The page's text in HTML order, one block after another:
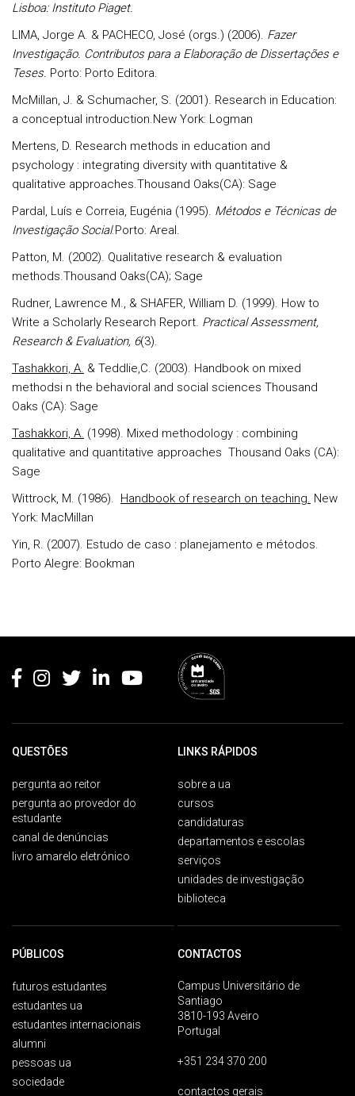
Lisboa: Instituto Piaget.
LIMA, Jorge A. & PACHECO, José (orgs.) (2006). Fazer
Investigação. Contributos para a Elaboração de Dissertações e
Teses. Porto: Porto Editora.
McMillan, J. & Schumacher, S. (2001). Research in Education:
a conceptual introduction.New York: Logman
Mertens, D. Research methods in education and
psychology : integrating diversity with quantitative &
qualitative approaches.Thousand Oaks(CA): Sage
Pardal, Luís e Correia, Eugénia (1995). Métodos e Técnicas de
Investigação Social.Porto: Areal.
Patton, M. (2002). Qualitative research & evaluation
methods.Thousand Oaks(CA); Sage
Rudner, Lawrence M., & SHAFER, William D. (1999). How to
Write a Scholarly Research Report. Practical Assessment,
Research & Evaluation, 6(3).
Tashakkori, A. & Teddlie,C. (2003). Handbook on mixed
methodsi n the behavioral and social sciences Thousand
Oaks (CA): Sage
Tashakkori, A. (1998). Mixed methodology : combining
qualitative and quantitative approaches Thousand Oaks (CA):
Sage
Wittrock, M. (1986). Handbook of research on teaching. New
York: MacMillan
Yin, R. (2007). Estudo de caso : planejamento e métodos.
Porto Alegre: Bookman
QUESTÕES
pergunta ao reitor
pergunta ao provedor do
estudante
canal de denúncias
livro amarelo eletrónico
LINKS RÁPIDOS
sobre a ua
cursos
candidaturas
departamentos e escolas
serviços
unidades de investigação
biblioteca
PÚBLICOS
futuros estudantes
estudantes ua
estudantes internacionais
alumni
pessoas ua
sociedade
CONTACTOS
Campus Universitário de
Santiago
3810-193 Aveiro
Portugal
+351 234 370 200
contactos gerais